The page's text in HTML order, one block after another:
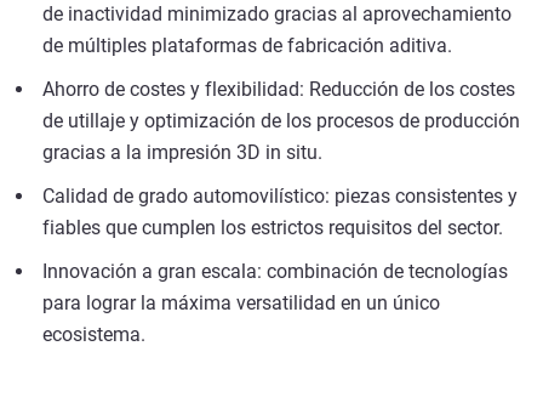
de inactividad minimizado gracias al aprovechamiento
de múltiples plataformas de fabricación aditiva.
Ahorro de costes y flexibilidad: Reducción de los costes
de utillaje y optimización de los procesos de producción
gracias a la impresión 3D in situ.
Calidad de grado automovilístico: piezas consistentes y
fiables que cumplen los estrictos requisitos del sector.
Innovación a gran escala: combinación de tecnologías
para lograr la máxima versatilidad en un único
ecosistema.